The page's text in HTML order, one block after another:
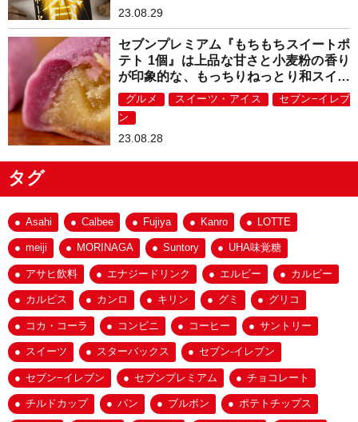
23.08.29
セブンプレミアム『もちもちスイートポ
テト 1個』は上品な甘さと小麦粉の香り
が印象的な、もっちりねっとり和スイー
ツ！
グルメ スイーツ・アイス
セブン−イレブ
ン
23.08.28
タグ
Asahi Calbee Fujiya Kanro LOTTE
meiji MORINAGA Suntory UHA味覚糖
アサヒ飲料 エナジードリンク エルビー カルビー
カルピス カンロ キリン グミ グリコ
コカ・コーラ コンビニ コーヒー サントリー
スイーツ スターバックス セブン-イレブン
セブン−イレブン セブンプレミアム チョコレート
チルドカップ パン ブルボン ポテトチップス